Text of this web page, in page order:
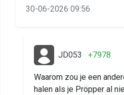
30-06-2026 09:56
JD053 +7978
Waarom zou je een
halen als je Pröpper al